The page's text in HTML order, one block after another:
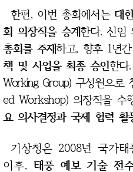
한편, 이번 총회에서는 대
회 의장직을 승계한다. 신임
총회를 주재하고, 향후 1년
책 및 사업을 최종 승인한다.
Working Group) 구성원으로
ed Workshop) 의장직을 수
요 의사결정과 국제 협력 활
기상청은 2008년 국가
이후, 태풍 예보 기술 전